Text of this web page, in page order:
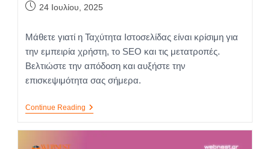
24 Ιουλίου, 2025
Μάθετε γιατί η Ταχύτητα Ιστοσελίδας είναι κρίσιμη για
την εμπειρία χρήστη, το SEO και τις μετατροπές.
Βελτιώστε την απόδοση και αυξήστε την
επισκεψιμότητα σας σήμερα.
Continue Reading